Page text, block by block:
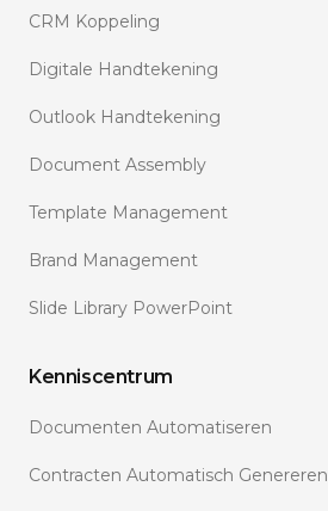
CRM Koppeling
Digitale Handtekening
Outlook Handtekening
Document Assembly
Template Management
Brand Management
Slide Library PowerPoint
Kenniscentrum
Documenten Automatiseren
Contracten Automatisch Genereren